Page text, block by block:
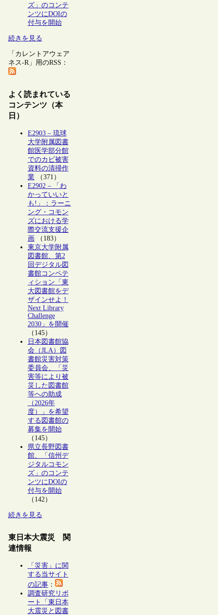
ズ」のコンテ
ンツにDOIの
付与を開始
続きを見る
「カレントアウェア
ネス-R」用のRSS：
よく読まれている
コンテンツ（本
日）
E2903 – 琉球
大学附属図書
館医学部分館
でのカビ被害
資料の清掃作
業（371）
E2902 – 「わ
かっていいと
も!」：ラーニ
ング・コモン
ズにおける学
際交流支援企
画 （183）
東京大学附属
図書館、第2
回デジタル図
書館コンペテ
ィション「東
大図書館をデ
ザインせよ！
Next Library
Challenge
2030」を開催
（145）
日本図書館協
会（JLA）図
書館災害対策
委員会、「災
害等により被
災した図書館
等への助成
（2026年
度）」を希望
する図書館の
募集を開始
（145）
県立長野図書
館、「信州デ
ジタルコモン
ズ」のコンテ
ンツにDOIの
付与を開始
（142）
続きを見る
東日本大震災 関
連情報
「災害」に関
する当サイト
の記事：
調査研究リポ
ート「東日本
大震災と図書